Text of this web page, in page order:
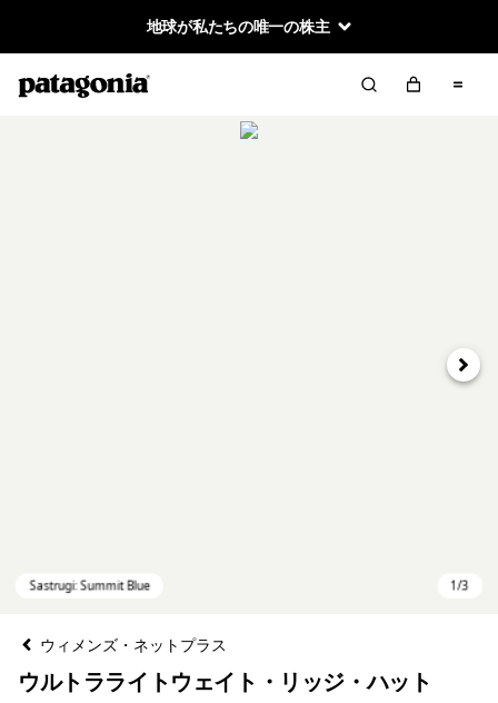
地球が私たちの唯一の株主
次へ
ウィメンズ・ネットプラス
ウルトラライトウェイト・リッジ・ハット